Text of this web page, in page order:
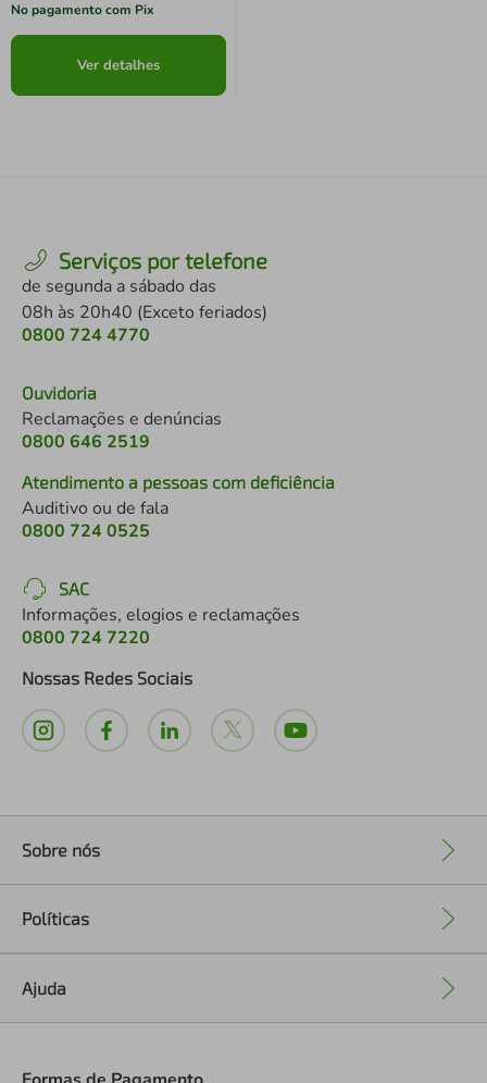
No pagamento com Pix
Ver detalhes
Serviços por telefone
de segunda a sábado das
08h às 20h40 (Exceto feriados)
0800 724 4770
Ouvidoria
Reclamações e denúncias
0800 646 2519
Atendimento a pessoas com deficiência
Auditivo ou de fala
0800 724 0525
SAC
Informações, elogios e reclamações
0800 724 7220
Nossas Redes Sociais
Sobre nós
Políticas
Ajuda